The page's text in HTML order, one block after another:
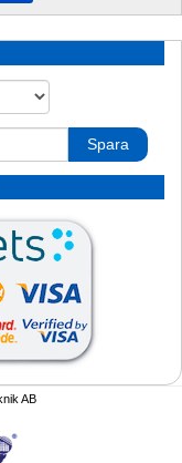
Spara
AB